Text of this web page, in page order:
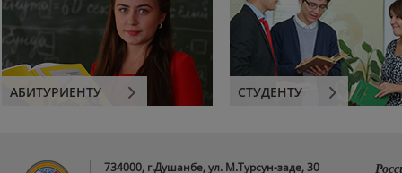
АБИТУРИЕНТУ СТУДЕНТУ
734000, г.Душанбе, ул. М.Турсун-заде, 30